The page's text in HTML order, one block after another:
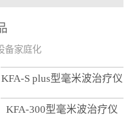
备家庭化
KFA-S plus型毫米波治疗仪
KFA-300型毫米波治疗仪